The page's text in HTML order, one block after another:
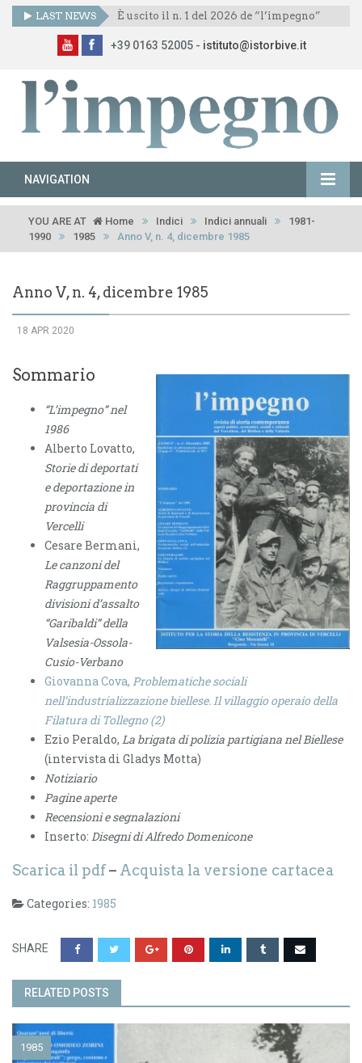
LAST NEWS È uscito il n. 1 del 2026 de “l’impegno”
+39 0163 52005 - istituto@istorbive.it
NAVIGATION
YOU ARE AT Home Indici Indici annuali
1981-
1990
1985 Anno V, n. 4, dicembre 1985
Anno V, n. 4, dicembre 1985
18 APR 2020
Sommario
“L’impegno” nel
1986
Alberto Lovatto,
Storie di deportati
e deportazione in
provincia di
Vercelli
Cesare Bermani,
Le canzoni del
Raggruppamento
divisioni d’assalto
“Garibaldi” della
Valsesia-Ossola-
Cusio-Verbano
Giovanna Cova, Problematiche sociali
nell’industrializzazione biellese. Il villaggio operaio della
Filatura di Tollegno (2)
Ezio Peraldo, La brigata di polizia partigiana nel Biellese
(intervista di Gladys Motta)
Notiziario
Pagine aperte
Recensioni e segnalazioni
Inserto: Disegni di Alfredo Domenicone
Scarica il pdf– Acquista la versione cartacea
Categories: 1985
SHARE
RELATED POSTS
1985